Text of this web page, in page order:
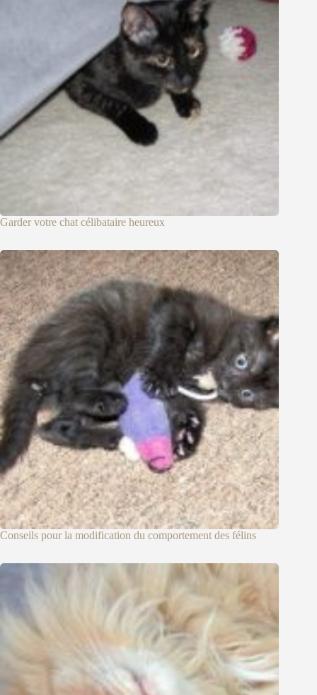
Garder votre chat célibataire heureux
Conseils pour la modification du comportement des félins